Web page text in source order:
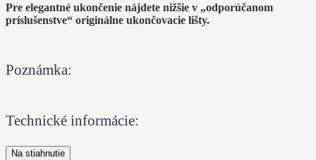
Pre elegantné ukončenie nájdete nižšie v „odporúčanom
príslušenstve“ originálne ukončovacie lišty.
Poznámka:
Technické informácie:
Na stiahnutie